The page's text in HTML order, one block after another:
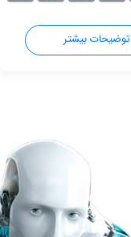
توضیحات بیشتر